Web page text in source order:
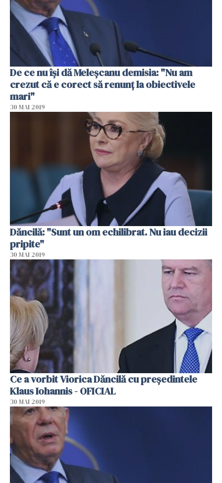
De ce nu îşi dă Meleşcanu demisia: "Nu am
crezut că e corect să renunţ la obiectivele
mari"
30 MAI 2019
Dăncilă: "Sunt un om echilibrat. Nu iau decizii
pripite"
30 MAI 2019
Ce a vorbit Viorica Dăncilă cu preşedintele
Klaus Iohannis - OFICIAL
30 MAI 2019